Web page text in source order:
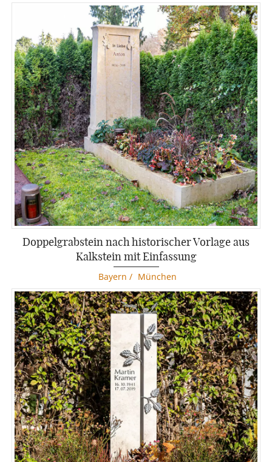
Doppelgrabstein nach historischer Vorlage aus
Kalkstein mit Einfassung
Bayern / München